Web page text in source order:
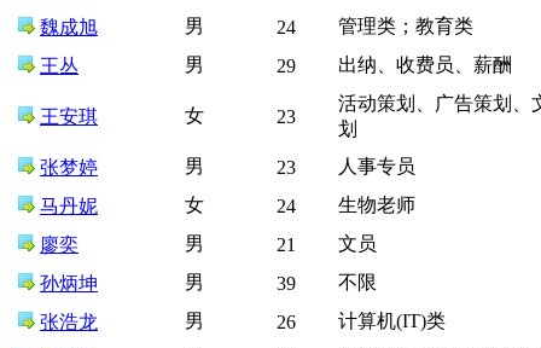
魏成旭
男 24
管理类；教育类
王丛
男 29 出纳、收费员、薪酬
王安琪 女 23
活动策划、广告策划、
划
张梦婷
男 23
人事专员
马丹妮
女 24
生物老师
廖奕
男 21
文员
孙炳坤
男 39
不限
张浩龙
男 26
计算机(IT)类